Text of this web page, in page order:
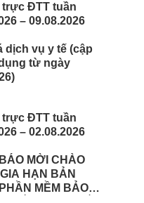
trực ĐTT tuần
– 09.08.2026
dịch vụ y tế (cập
từ ngày
trực ĐTT tuần
– 02.08.2026
CHÀO